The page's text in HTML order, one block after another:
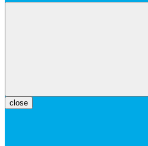
close